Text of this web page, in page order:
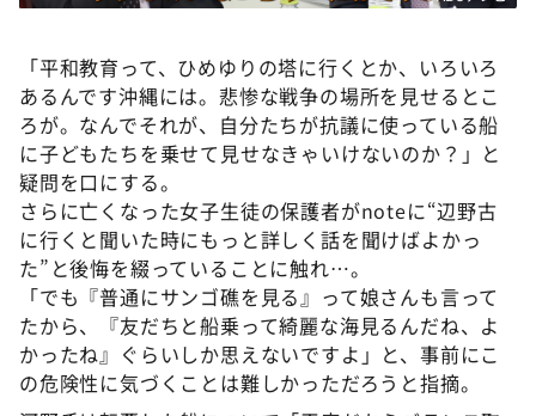
「平和教育って、ひめゆりの塔に行くとか、いろいろ
あるんです沖縄には。悲惨な戦争の場所を見せるとこ
ろが。なんでそれが、自分たちが抗議に使っている船
に子どもたちを乗せて見せなきゃいけないのか？」と
疑問を口にする。
さらに亡くなった女子生徒の保護者がnoteに“辺野古
に行くと聞いた時にもっと詳しく話を聞けばよかっ
た”と後悔を綴っていることに触れ…。
「でも『普通にサンゴ礁を見る』って娘さんも言って
たから、『友だちと船乗って綺麗な海見るんだね、よ
かったね』ぐらいしか思えないですよ」と、事前にこ
の危険性に気づくことは難しかっただろうと指摘。